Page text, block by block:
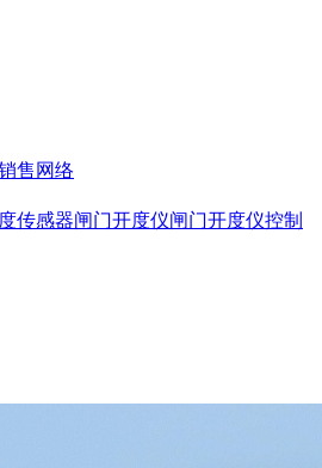
售网络
传感器闸门开度仪闸门开度仪控制